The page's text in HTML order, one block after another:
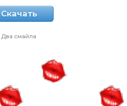
Скачать
Два смайла